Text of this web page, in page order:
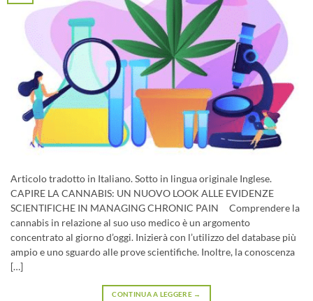
Articolo tradotto in Italiano. Sotto in lingua originale Inglese.
CAPIRE LA CANNABIS: UN NUOVO LOOK ALLE EVIDENZE
SCIENTIFICHE IN MANAGING CHRONIC PAIN Comprendere la
cannabis in relazione al suo uso medico è un argomento
concentrato al giorno d’oggi. Inizierà con l’utilizzo del database più
ampio e uno sguardo alle prove scientifiche. Inoltre, la conoscenza
[…]
CONTINUA A LEGGERE →